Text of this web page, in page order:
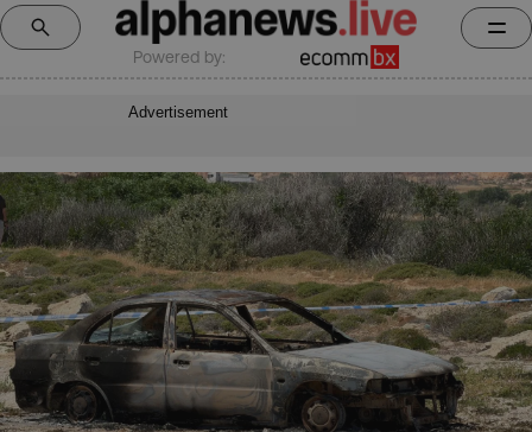
Powered by:
Advertisement